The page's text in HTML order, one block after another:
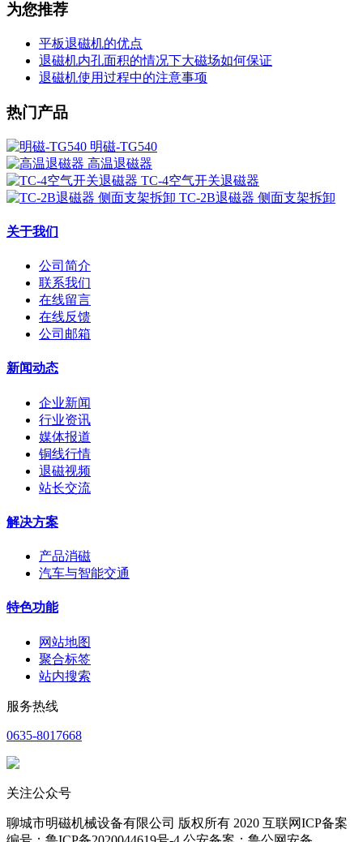
为您推荐
平板退磁机的优点
退磁机内孔面积的情况下大磁场如何保证
退磁机使用过程中的注意事项
热门产品
明磁-TG540
高温退磁器
TC-4空气开关退磁器
TC-2B退磁器 侧面支架拆卸
关于我们
公司简介
联系我们
在线留言
在线反馈
公司邮箱
新闻动态
企业新闻
行业资讯
媒体报道
铜线行情
退磁视频
站长交流
解决方案
产品消磁
汽车与智能交通
特色功能
网站地图
聚合标签
站内搜索
服务热线
0635-8017668
关注公众号
聊城市明磁机械设备有限公司 版权所有 2020 互联网ICP备案